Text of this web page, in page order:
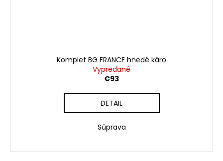
Komplet BG FRANCE hnedé káro
Vypredané
€93
DETAIL
Súprava